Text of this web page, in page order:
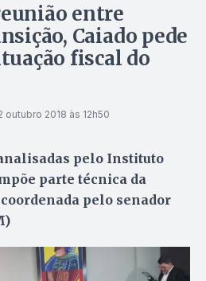
entre
Caiado pede
fiscal do
outubro 2018 às 12h50
pelo Instituto
parte técnica da
pelo senador